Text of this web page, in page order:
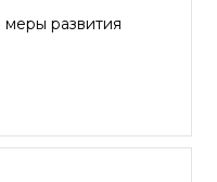
меры развития